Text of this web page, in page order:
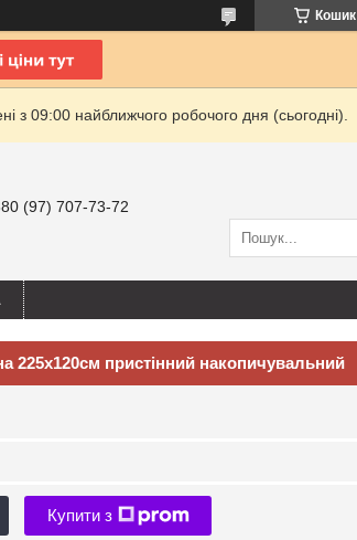
Кошик
з 09:00 найближчого робочого дня (сьогодні).
(97) 707-73-72
225х120см пристінний накопичувальний
Купити з